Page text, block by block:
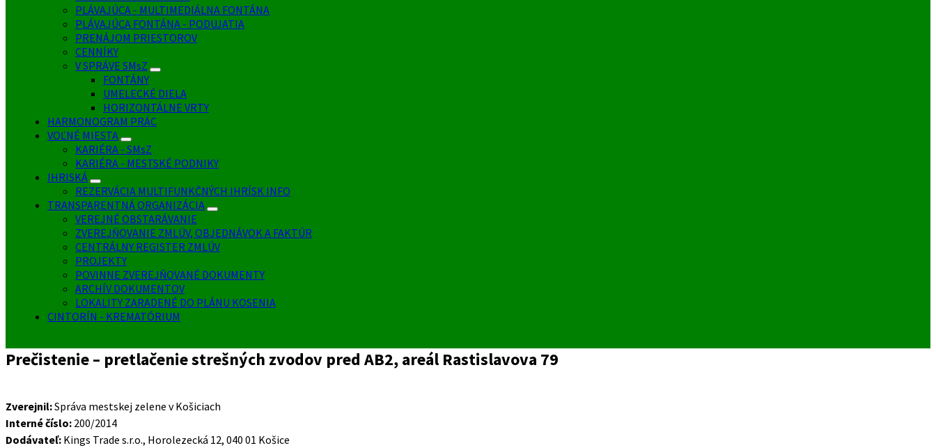
PLÁVAJÚCA - MULTIMEDIÁLNA FONTÁNA
PLÁVAJÚCA FONTÁNA - PODUJATIA
PRENÁJOM PRIESTOROV
CENNÍKY
V SPRÁVE SMsZ
FONTÁNY
UMELECKÉ DIELA
HORIZONTÁLNE VRTY
HARMONOGRAM PRÁC
VOĽNÉ MIESTA
KARIÉRA - SMsZ
KARIÉRA - MESTSKÉ PODNIKY
IHRISKÁ
REZERVÁCIA MULTIFUNKČNÝCH IHRÍSK INFO
TRANSPARENTNÁ ORGANIZÁCIA
VEREJNÉ OBSTARÁVANIE
ZVEREJŇOVANIE ZMLÚV, OBJEDNÁVOK A FAKTÚR
CENTRÁLNY REGISTER ZMLÚV
PROJEKTY
POVINNE ZVEREJŇOVANÉ DOKUMENTY
ARCHÍV DOKUMENTOV
LOKALITY ZARADENÉ DO PLÁNU KOSENIA
CINTORÍN - KREMATÓRIUM
Prečistenie – pretlačenie strešných zvodov pred AB2, areál Rastislavova 79
Zverejnil:Správa mestskej zelene v Košiciach
Interné číslo: 200/2014
Dodávateľ: Kings Trade s.r.o., Horolezecká 12, 040 01 Košice